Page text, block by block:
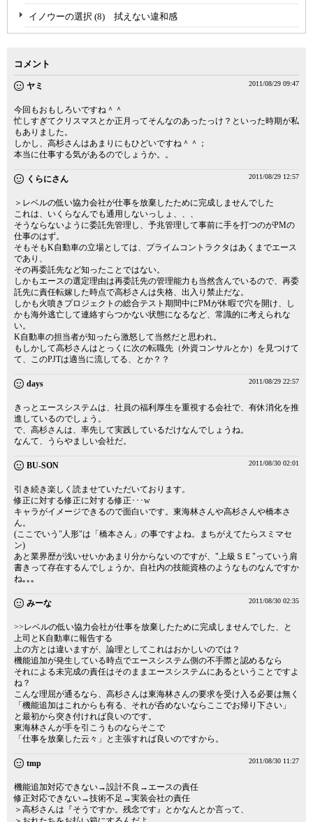
イノウーの選択 (8) 拭えない違和感
コメント
ヤミ 2011/08/29 09:47
今回もおもしろいですね＾＾
忙しすぎてクリスマスとか正月ってそんなのあったっけ？といった時期が私
もありました。
しかし、高杉さんはあまりにもひどいですね＾＾；
本当に仕事する気があるのでしょうか。。
くらにさん 2011/08/29 12:57
＞レベルの低い協力会社が仕事を放棄したために完成しませんでした
これは、いくらなんでも通用しないっしょ、、、
そうならないように委託先管理し、予兆管理して事前に手を打つのがPMの
仕事のはず。
そもそもK自動車の立場としては、プライムコントラクタはあくまでエース
であり、
その再委託先など知ったことではない。
しかもエースの選定理由は再委託先の管理能力も当然含んでいるので、再委
託先に責任転嫁した時点で高杉さんは失格、出入り禁止だな。
しかも火噴きプロジェクトの総合テスト期間中にPMが休暇で穴を開け、し
かも海外逃亡して連絡すらつかない状態になるなど、常識的に考えられな
い。
K自動車の担当者が知ったら激怒して当然だと思われ。
もしかして高杉さんはとっくに次の転職先（外資コンサルとか）を見つけて
て、このPJTは適当に流してる、とか？？
days 2011/08/29 22:57
きっとエースシステムは、社員の福利厚生を重視する会社で、有休消化を推
進しているのでしょう。
で、高杉さんは、率先して実践しているだけなんでしょうね。
なんて、うらやましい会社だ。
BU-SON 2011/08/30 02:01
引き続き楽しく読ませていただいております。
修正に対する修正に対する修正･･･w
キャラがイメージできるので面白いです。東海林さんや高杉さんや橋本さ
ん。
(ここでいう"人形"は「橋本さん」の事ですよね。まちがえてたらスミマセ
ン)
あと業界歴が浅いせいかあまり分からないのですが、"上級ＳＥ"っていう肩
書きって存在するんでしょうか。自社内の技能資格のようなものなんですか
ね｡｡｡
みーな 2011/08/30 02:35
>>レベルの低い協力会社が仕事を放棄したために完成しませんでした、と
上司とK自動車に報告する
上の方とは違いますが、論理としてこれはおかしいのでは？
機能追加が発生している時点でエースシステム側の不手際と認めるなら
それによる未完成の責任はそのままエースシステムにあるということですよ
ね？
こんな理屈が通るなら、高杉さんは東海林さんの要求を受け入る必要は無く
「機能追加はこれからも有る、それが呑めないならここでお帰り下さい」
と最初から突き付ければ良いのです。
東海林さんが手を引こうものならそこで
「仕事を放棄した云々」と主張すれば良いのですから。
tmp 2011/08/30 11:27
機能追加対応できない→設計不良→エースの責任
修正対応できない→技術不足→実装会社の責任
＞高杉さんは『そうですか。残念です』とかなんとか言って、